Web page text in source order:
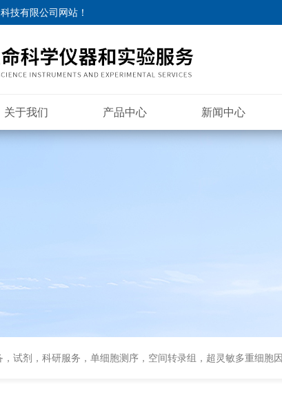
技有限公司网站 ！
关于我们 产品中心 新闻中心
试剂，科研服务，单细胞测序，空间转录组，超灵敏多重细胞因子检测